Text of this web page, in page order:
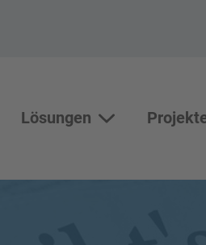
Lösungen
Lösungen